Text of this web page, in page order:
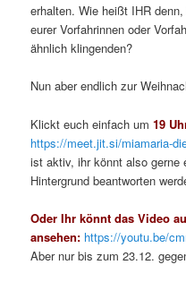
erhalten. Wie heißt IHR
eurer Vorfahrinnen oder
ähnlich klingenden?
Nun aber endlich zur
Klickt euch einfach um19
https://meet.jit.si/miamaria-
ist aktiv, ihr könnt also gerne
Hintergrund beantworten
Oder Ihr könnt das Video
ansehen: https://youtu.be/
Aber nur bis zum 23.12.